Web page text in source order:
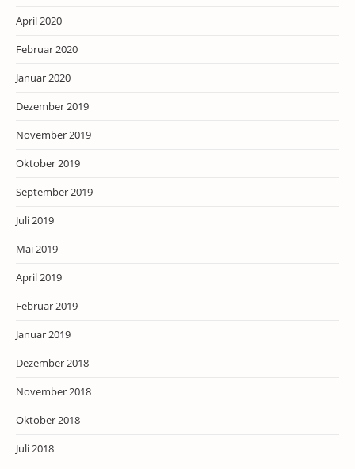
April 2020
Februar 2020
Januar 2020
Dezember 2019
November 2019
Oktober 2019
September 2019
Juli 2019
Mai 2019
April 2019
Februar 2019
Januar 2019
Dezember 2018
November 2018
Oktober 2018
Juli 2018